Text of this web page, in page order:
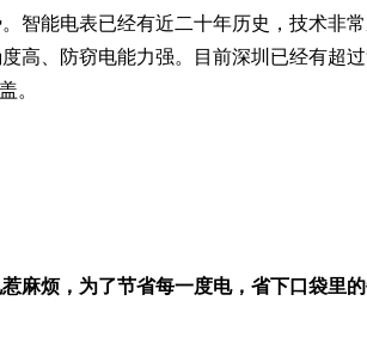
智能电表已经有近二十年历史，技术非
高、防窃电能力强。目前深圳已经有超
。
惹麻烦，为了节省每一度电，省下口袋里的